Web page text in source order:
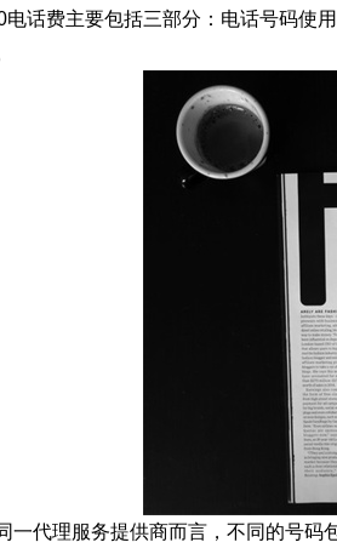
电话费主要包括三部分：电话号码使
一代理服务提供商而言，不同的号码